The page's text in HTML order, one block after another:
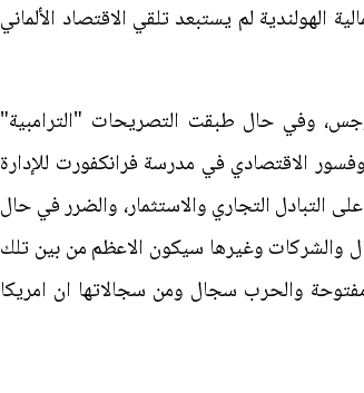
الهولندية لم يستبعد تلقي الاقتصاد الألماني
وفي حال طبقت التصريحات "الترامبية"
الاقتصادي في مدرسة فرانكفورت للإدارة
التبادل التجاري والاستثمار، والضرر في حال
والشركات وغيرها سيكون الاعظم من بين تلك
مفتوحة والحرب سجال ومن سجالاتها ان امريكا